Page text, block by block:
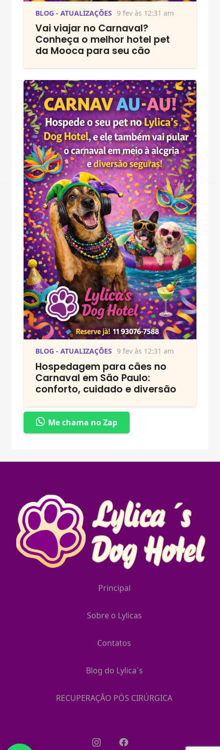
BLOG - ATUALIZAÇÕES 9 fev às 12:31 am
Vai viajar no Carnaval?
Conheça o melhor hotel pet
da Mooca para seu cão
BLOG - ATUALIZAÇÕES 9 fev às 12:31 am
Hospedagem para cães no
Carnaval em São Paulo:
conforto, cuidado e diversão
Me chama no Zap
Principal
Sobre o Lylicas
Contatos
Blog do Lylica´s
RECUPERAÇÃO PÓS CIRÚRGICA